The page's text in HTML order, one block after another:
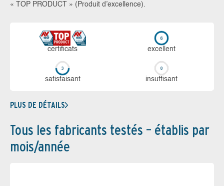
« TOP PRODUCT » (Produit d’excellence).
certi­ficats ex­cellent
sa­tis­fai­sant in­suf­fi­sant
PLUS DE DÉTAILS
Tous les fabricants testés – établis par
mois/année